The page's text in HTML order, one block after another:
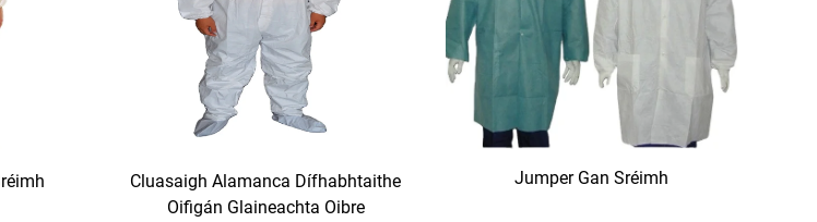
Cluasaigh Alamanca Dífhabhtaithe
Oifigán Glaineachta Oibre
Jumper Gan Sréimh